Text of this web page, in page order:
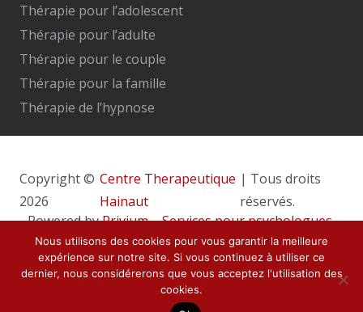
Thérapie pour l’adolescent
Thérapie pour l’adulte
Thérapie pour le couple
Thérapie pour la famille
Thérapie de l’hypnose
Copyright ©
2026
Centre Therapeutique
Hainaut
| Tous droits
réservés.
Powered byPrivium – Services pour psychologues,
psychothérapeutes et hypnothérapeutes.
RGPD – Politique de Protection de la Vie Privée
Vous êtes thérapeute ? Inscrivez-vous
Nous utilisons des cookies pour vous garantir la meilleure
expérience sur notre site. Si vous continuez à utiliser ce
dernier, nous considérerons que vous acceptez l'utilisation des
cookies.